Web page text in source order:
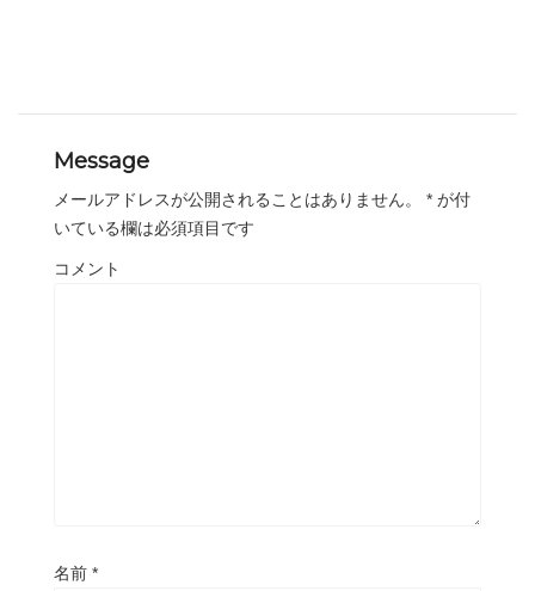
Message
メールアドレスが公開されることはありません。 * が付
いている欄は必須項目です
コメント
名前 *